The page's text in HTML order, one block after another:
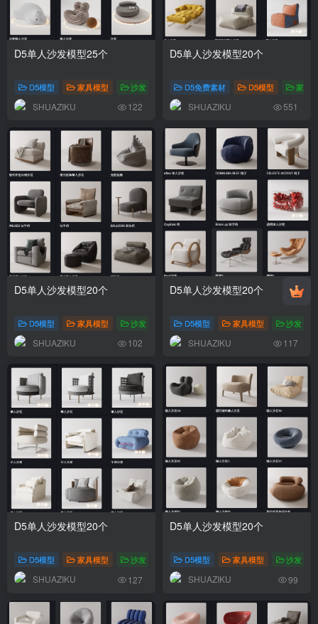
D5单人沙发模型25个
D5模型 家具模型 沙发
SHUAZIKU 122
D5单人沙发模型20个
D5免费素材 D5模型 家具
SHUAZIKU 551
D5单人沙发模型20个
D5模型 家具模型 沙发
SHUAZIKU 102
D5单人沙发模型20个
D5模型 家具模型 沙发
SHUAZIKU 117
D5单人沙发模型20个
D5模型 家具模型 沙发
SHUAZIKU 127
D5单人沙发模型20个
D5模型 家具模型 沙发
SHUAZIKU 99